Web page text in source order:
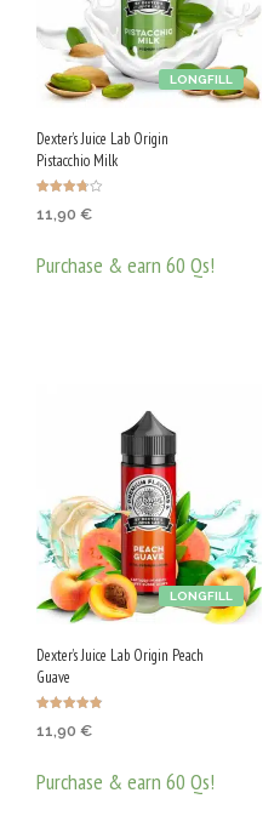
LONGFILL
Dexter’s Juice Lab Origin
Pistacchio Milk
с11,90 €
Purchase & earn 60 Qs!
LONGFILL
Dexter’s Juice Lab Origin Peach
Guave
4.78
11,90 €
Purchase & earn 60 Qs!